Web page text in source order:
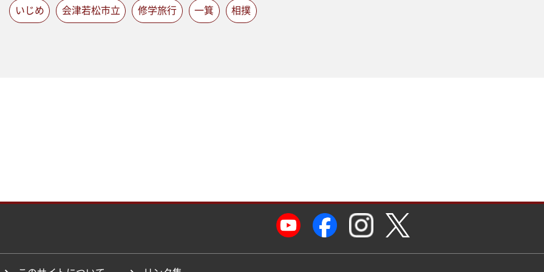
いじめ 会津若松市立 修学旅行 一箕 相撲